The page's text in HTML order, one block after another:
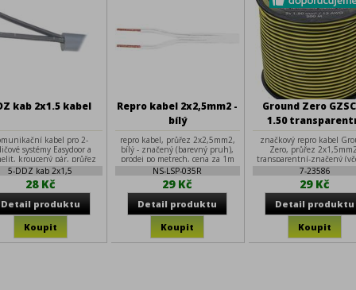
kab 2x1.5 kabel
kabel pro 2-
systémy Easydoor a
kroucený pár, průřez
(O1,4mm AWG 15),
PVC izolace, balení
100m/cívka
5-DDZ kab 2x1,5
28 Kč
Repro kabel 2x2,5mm2 -
bílý
repro kabel, průřez 2x2,5mm2,
bílý - značený (barevný pruh),
prodej po metrech, cena za 1m
NS-LSP-035R
29 Kč
Ground Zero
1.50
repro kabel
značkový repro kabel
Zero, průřez
transparentní-značený
metráže), extra ohebný
7-23586
29 Kč